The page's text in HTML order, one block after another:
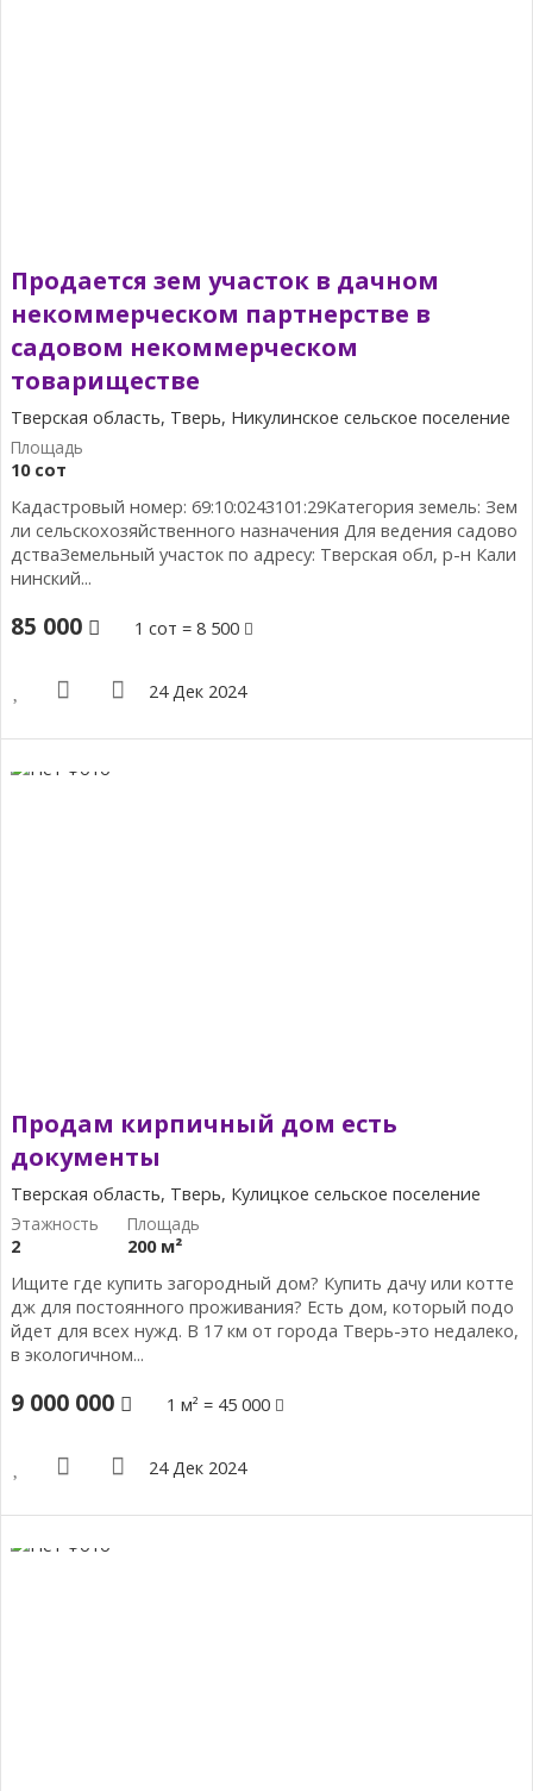
Продается зем участок в дачном
некоммерческом партнерстве в
садовом некоммерческом
товариществе
Тверская область, Тверь, Никулинское сельское поселение
10 сот
Кадастровый номер: 69:10:0243101:29Категория земель: Зем
ли сельскохозяйственного назначения Для ведения садово
дстваЗемельный участок по адресу: Тверская обл, р-н Кали
нинский...
85 000 1 сот = 8 500
24 Дек 2024
Продам кирпичный дом есть
документы
Тверская область, Тверь, Кулицкое сельское поселение
2
200 м²
Ищите где купить загородный дом? Купить дачу или котте
дж для постоянного проживания? Есть дом, который подо
йдет для всех нужд. В 17 км от города Тверь-это недалеко,
в экологичном...
9 000 000 1 м² = 45 000
24 Дек 2024